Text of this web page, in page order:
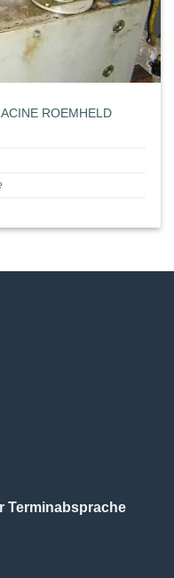
ROEMHELD
Terminabsprache